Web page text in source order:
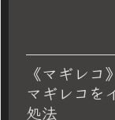
《マギレ
マギレコを
処法